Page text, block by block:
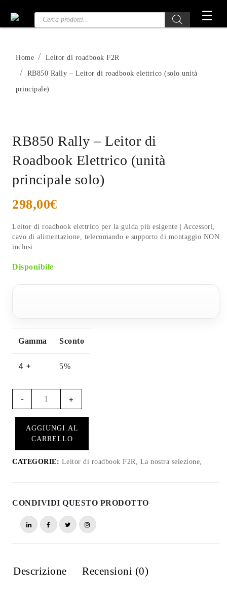
contenuto
Ricerca
prodotti
☰
Home Leitor di roadbook F2R
RB850 Rally – Leitor di roadbook elettrico (solo unità
principale)
RB850 Rally – Leitor di
Roadbook Elettrico (unità
principale solo)
298,00€
Leitor di roadbook elettrico per la guida più esigente | Accessori,
cavo di alimentazione, telecomando e supporto di montaggio NON
inclusi.
Disponibile
Gamma Sconto
4 + 5%
-
Leitor
principale)
quantità
+
AGGIUNGI AL
CARRELLO
CATEGORIE: Leitor di roadbook F2R, La nostra selezione,
CONDIVIDI QUESTO PRODOTTO
Descrizione Recensioni (0)